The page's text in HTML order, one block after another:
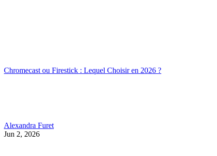
Chromecast ou Firestick : Lequel Choisir en 2026 ?
Alexandra Furet
Jun 2, 2026